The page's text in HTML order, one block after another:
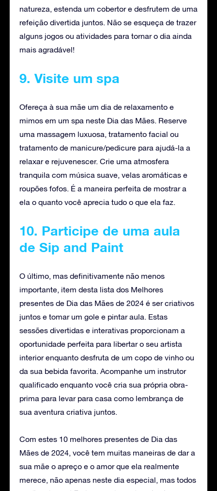
natureza, estenda um cobertor e desfrutem de uma
refeição divertida juntos. Não se esqueça de trazer
alguns jogos ou atividades para tornar o dia ainda
mais agradável!
9. Visite um spa
Ofereça à sua mãe um dia de relaxamento e
mimos em um spa neste Dia das Mães. Reserve
uma massagem luxuosa, tratamento facial ou
tratamento de manicure/pedicure para ajudá-la a
relaxar e rejuvenescer. Crie uma atmosfera
tranquila com música suave, velas aromáticas e
roupões fofos. É a maneira perfeita de mostrar a
ela o quanto você aprecia tudo o que ela faz.
10. Participe de uma aula
de Sip and Paint
O último, mas definitivamente não menos
importante, item desta lista dos Melhores
presentes de Dia das Mães de 2024 é ser criativos
juntos e tomar um gole e pintar aula. Estas
sessões divertidas e interativas proporcionam a
oportunidade perfeita para libertar o seu artista
interior enquanto desfruta de um copo de vinho ou
da sua bebida favorita. Acompanhe um instrutor
qualificado enquanto você cria sua própria obra-
prima para levar para casa como lembrança de
sua aventura criativa juntos.
Com estes 10 melhores presentes de Dia das
Mães de 2024, você tem muitas maneiras de dar a
sua mãe o apreço e o amor que ela realmente
merece, não apenas neste dia especial, mas todos